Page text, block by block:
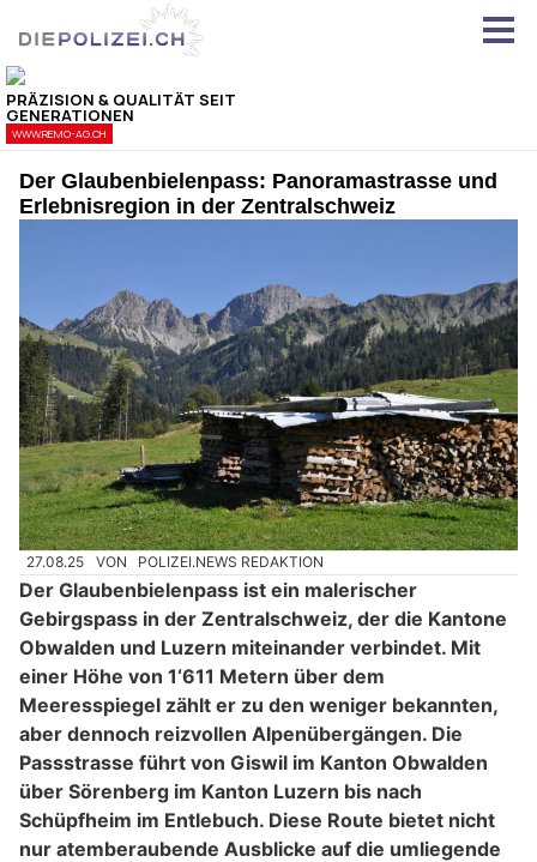
Der Glaubenbielenpass: Panoramastrasse und
Erlebnisregion in der Zentralschweiz
27.08.25 VON POLIZEI.NEWS REDAKTION
Der Glaubenbielenpass ist ein malerischer
Gebirgspass in der Zentralschweiz, der die Kantone
Obwalden und Luzern miteinander verbindet. Mit
einer Höhe von 1‘611 Metern über dem
Meeresspiegel zählt er zu den weniger bekannten,
aber dennoch reizvollen Alpenübergängen. Die
Passstrasse führt von Giswil im Kanton Obwalden
über Sörenberg im Kanton Luzern bis nach
Schüpfheim im Entlebuch. Diese Route bietet nicht
nur atemberaubende Ausblicke auf die umliegende